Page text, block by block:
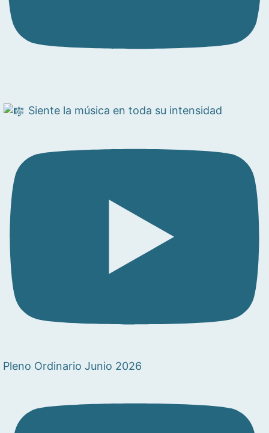
Siente la música en toda su intensidad
Pleno Ordinario Junio 2026